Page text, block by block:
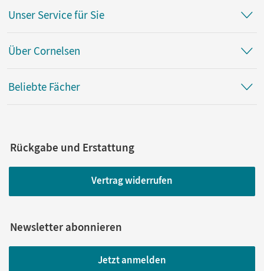
Unser Service für Sie
Über Cornelsen
Beliebte Fächer
Rückgabe und Erstattung
Vertrag widerrufen
Newsletter abonnieren
Jetzt anmelden